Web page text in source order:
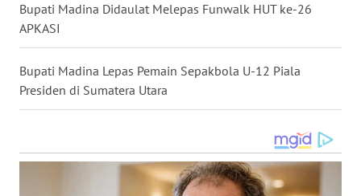
Bupati Madina Didaulat Melepas Funwalk HUT ke-26
APKASI
Bupati Madina Lepas Pemain Sepakbola U-12 Piala
Presiden di Sumatera Utara
WN
TAPANULI